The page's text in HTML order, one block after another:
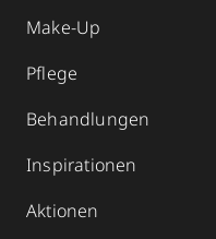
Make-Up
Pflege
Behandlungen
Inspirationen
Aktionen